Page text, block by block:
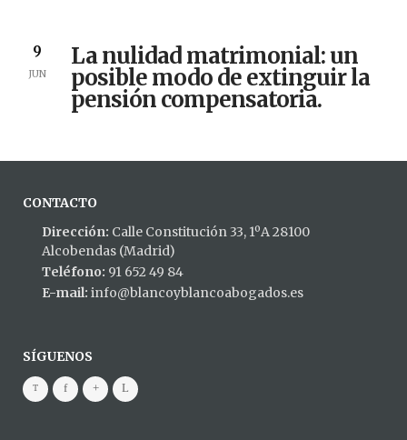
9
JUN
La nulidad matrimonial: un
posible modo de extinguir la
pensión compensatoria.
CONTACTO
Dirección: Calle Constitución 33, 1ºA 28100
Alcobendas (Madrid)
Teléfono: 91 652 49 84
E-mail: info@blancoyblancoabogados.es
SÍGUENOS